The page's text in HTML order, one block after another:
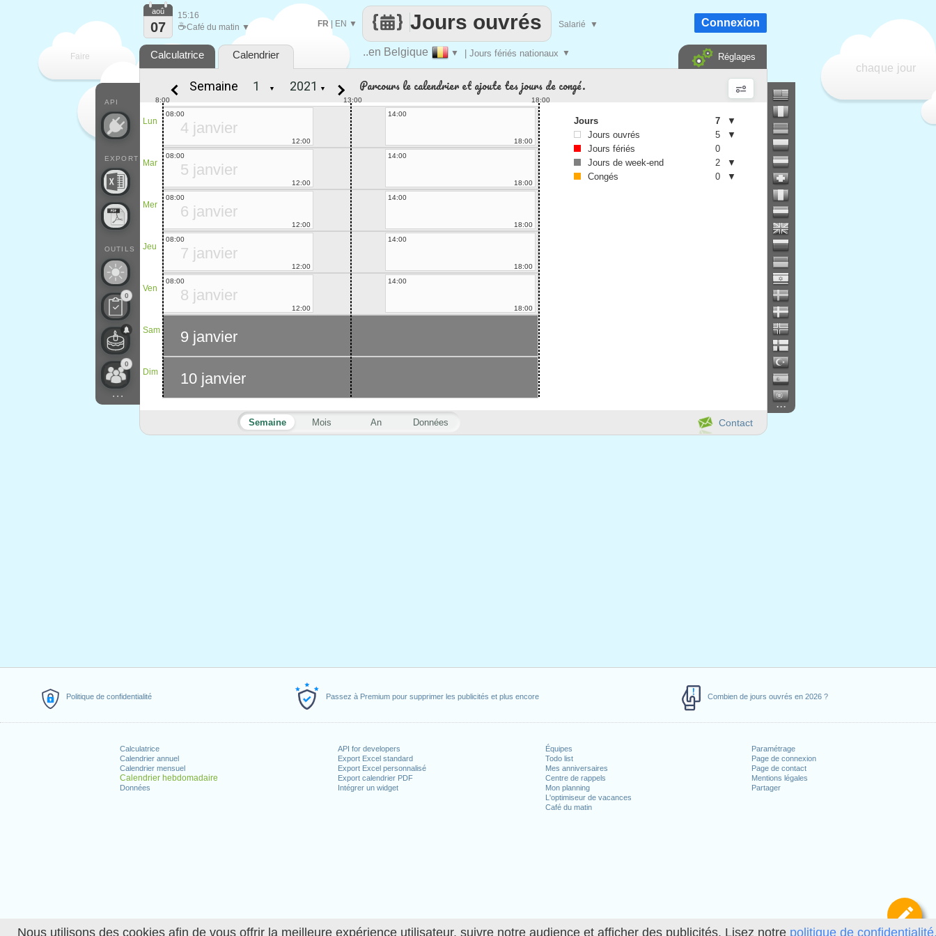
Nous utilisons des cookies afin de vous offrir la meilleure expérience utilisateur, suivre notre audience et afficher des publicités. Lisez notre politique de
Politique de confidentialité Passez à Premium pour supprimer les publicités et plus encore Combien de jours ouvrés en 2026 ?
Calculatrice
Calendrier annuel
Calendrier mensuel
Calendrier hebdomadaire
Données
API for developers
Export Excel standard
Export Excel personnalisé
Export calendrier PDF
Intégrer un widget
Équipes
Todo list
Mes anniversaires
Centre de rappels
Mon planning
L'optimiseur de vacances
Café du matin
Paramétrage
Page de connexion
Page de contact
Mentions légales
Partager
Faire
que
chaque jour
..en Belgique ▼ | Jours fériés nationaux ▼
Jours ouvrés
FR| EN ▼ Salarié ▼
API
EXPORT
OUTILS
0
0
...
aoû
07
15:16
☕Café du matin ▼ Connexion
Calculatrice Calendrier Réglages
...
Contact
Semaine Mois An Données
Semaine ▼ ▼ Parcours le calendrier et ajoute tes jours de congé.
Lun
Mar
Mer
Jeu
Ven
Sam
Dim
13:00
8:00 18:00
4 janvier
08:00
12:00
14:00
18:00
5 janvier
08:00
12:00
14:00
18:00
6 janvier
08:00
12:00
14:00
18:00
7 janvier
08:00
12:00
14:00
18:00
8 janvier
08:00
12:00
14:00
18:00
9 janvier
10 janvier
Jours 7
▼
Jours ouvrés
5
▼
Jours fériés
0
Jours de week-end
2
▼
Congés
0 ▼